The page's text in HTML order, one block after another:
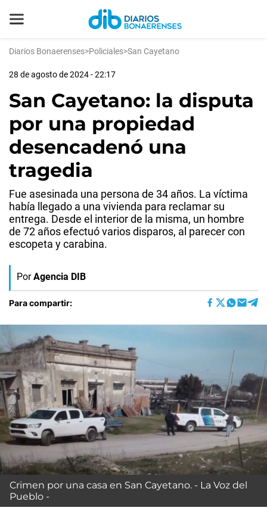
Diarios Bonaerenses>Policiales>San Cayetano
28 de agosto de 2024 - 22:17
San Cayetano: la disputa
por una propiedad
desencadenó una
tragedia
Fue asesinada una persona de 34 años. La víctima
había llegado a una vivienda para reclamar su
entrega. Desde el interior de la misma, un hombre
de 72 años efectuó varios disparos, al parecer con
escopeta y carabina.
Por Agencia DIB
Para compartir:
Crimen por una casa en San Cayetano. - La Voz del
Pueblo -